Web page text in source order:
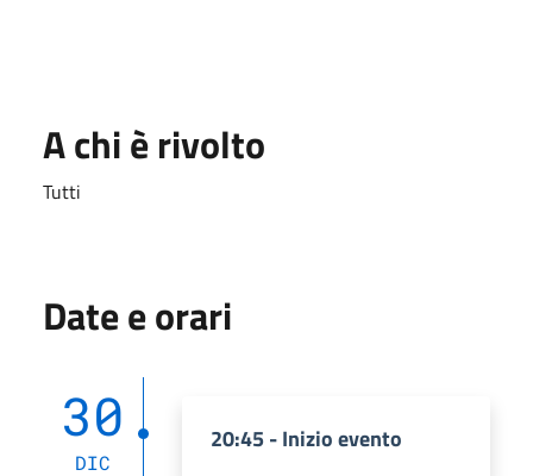
A chi è rivolto
Tutti
Date e orari
30
DIC
20:45 - Inizio evento